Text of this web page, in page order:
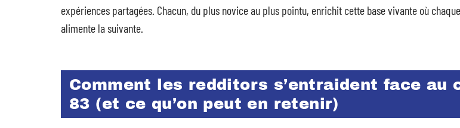
expériences partagées. Chacun, du plus novice au plus pointu, enrichit cette base vivante où
alimente la suivante.
Comment les redditors s’entraident face au
83 (et ce qu’on peut en retenir)